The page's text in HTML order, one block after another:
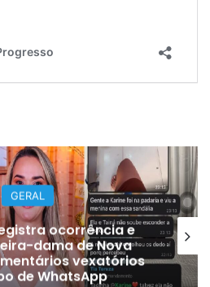
GERAL
ocorrência e
dama de Nova
vexatórios
de WhatsApp